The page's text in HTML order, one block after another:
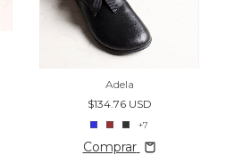
Adela
$134.76 USD
+7
Comprar